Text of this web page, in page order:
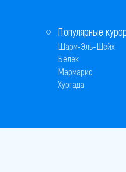
Популярные
Шарм-Эль-Шейх
Белек
Мармарис
Хургада